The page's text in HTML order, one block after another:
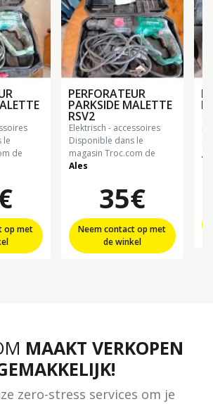
le
de
op met
PERFORATEUR
PARKSIDE MALETTE
RSV2
elektrisch - accessoires
Disponible dans le
magasin Troc.com de
Ales
35€
Neem contact op met
de winkel
MAAKT VERKOPEN
zero-stress services om je